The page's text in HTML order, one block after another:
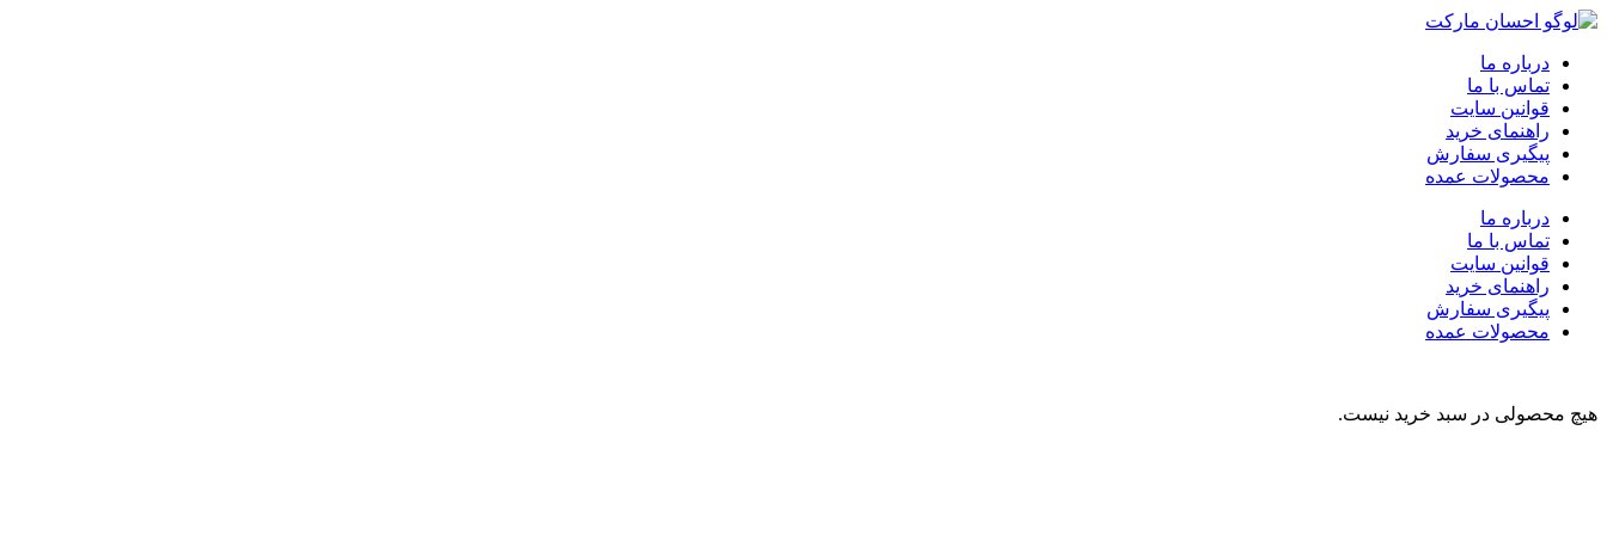
درباره ما
تماس با ما
قوانین سایت
راهنمای خرید
پیگیری سفارش
محصولات عمده
درباره ما
تماس با ما
قوانین سایت
راهنمای خرید
پیگیری سفارش
محصولات عمده
هیچ محصولی در سبد خرید نیست.